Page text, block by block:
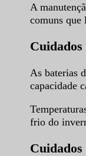
A
comuns que
As baterias
capacidade
frio do
Cuidados